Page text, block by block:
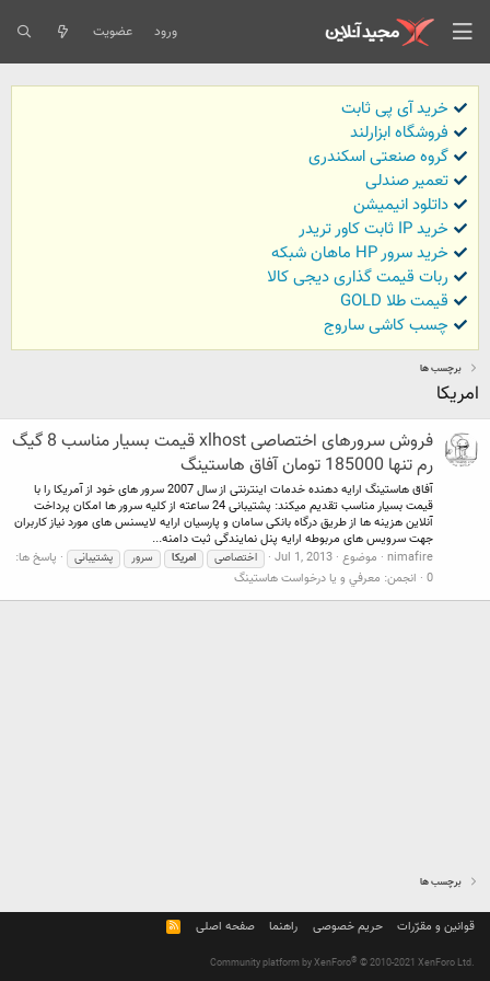
ورود عضویت
خرید آی پی ثابت
فروشگاه ابزارلند
گروه صنعتی اسکندری
تعمیر صندلی
داتلود انیمیشن
خرید IP ثابت کاور تریدر
خرید سرور HP ماهان شبکه
ربات قیمت گذاری دیجی کالا
قیمت طلا GOLD
چسب کاشی ساروج
برچسب ها
امریکا
فروش سرورهای اختصاصی xlhost قیمت بسیار مناسب 8 گیگ
رم تنها 185000 تومان آفاق هاستینگ
آفاق هاستینگ ارایه دهنده خدمات اینترنتی از سال 2007 سرور های خود از آمریکا را با
قیمت بسیار مناسب تقدیم میکند: پشتیبانی 24 ساعته از کلیه سرور ها امکان پرداخت
آنلاین هزینه ها از طریق درگاه بانکی سامان و پارسیان ارایه لایسنس های مورد نیاز کاربران
جهت سرویس های مربوطه ارایه پنل نمایندگی ثبت دامنه...
nimafire موضوع Jul 1, 2013 اختصاصی امریکا سرور پشتیبانی
پاسخ ها:
0 انجمن: معرفي و يا درخواست هاستينگ
برچسب ها
قوانین و مقرّرات حریم خصوصی راهنما صفحه اصلی
R
S
Community platform by XenForo® © 2010-2021 XenForo Ltd.